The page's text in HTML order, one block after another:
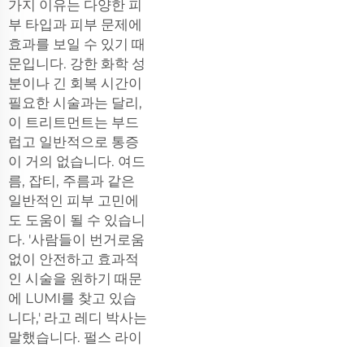
가지 이유는 다양한 피
부 타입과 피부 문제에
효과를 보일 수 있기 때
문입니다. 강한 화학 성
분이나 긴 회복 시간이
필요한 시술과는 달리,
이 트리트먼트는 부드
럽고 일반적으로 통증
이 거의 없습니다. 여드
름, 잡티, 주름과 같은
일반적인 피부 고민에
도 도움이 될 수 있습니
다. '사람들이 번거로움
없이 안전하고 효과적
인 시술을 원하기 때문
에 LUMI를 찾고 있습
니다,' 라고 레디 박사는
말했습니다. 펄스 라이